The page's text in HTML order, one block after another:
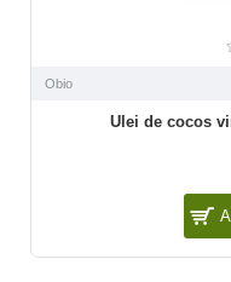
Obio
Ulei de cocos